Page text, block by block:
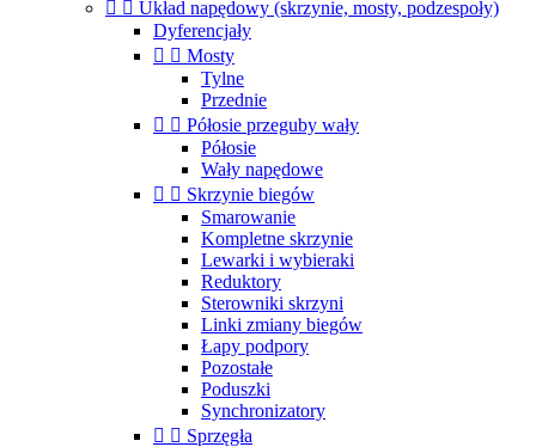
  Układ napędowy (skrzynie, mosty, podzespoły)
Dyferencjały
  Mosty
Tylne
Przednie
  Półosie przeguby wały
Półosie
Wały napędowe
  Skrzynie biegów
Smarowanie
Kompletne skrzynie
Lewarki i wybieraki
Reduktory
Sterowniki skrzyni
Linki zmiany biegów
Łapy podpory
Pozostałe
Poduszki
Synchronizatory
  Sprzęgła